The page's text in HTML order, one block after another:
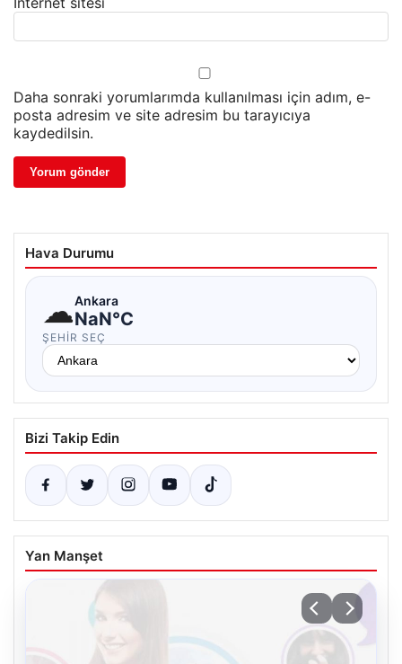
Daha sonraki yorumlarımda kullanılması için adım, e-
posta adresim ve site adresim bu tarayıcıya
kaydedilsin.
Hava Durumu
☁Ankara
NaN°C
ŞEHIR SEÇ
Bizi Takip Edin
Yan Manşet